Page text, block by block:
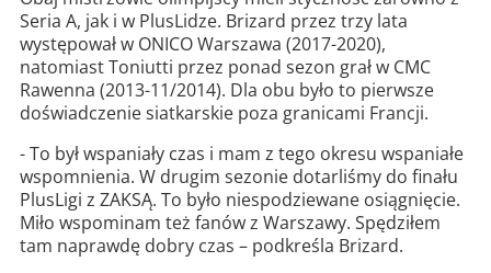
Seria A, jak i w PlusLidze. Brizard przez trzy lata
występował w ONICO Warszawa (2017-2020),
natomiast Toniutti przez ponad sezon grał w CMC
Rawenna (2013-11/2014). Dla obu było to pierwsze
doświadczenie siatkarskie poza granicami Francji.
- To był wspaniały czas i mam z tego okresu wspaniałe
wspomnienia. W drugim sezonie dotarliśmy do finału
PlusLigi z ZAKSĄ. To było niespodziewane osiągnięcie.
Miło wspominam też fanów z Warszawy. Spędziłem
tam naprawdę dobry czas – podkreśla Brizard.